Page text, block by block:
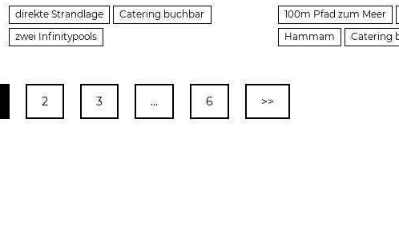
direkte Strandlage
Catering buchbar
zwei Infinitypools
100m Pfad zum Meer
Hammam
Catering
2 3 … 6 >>